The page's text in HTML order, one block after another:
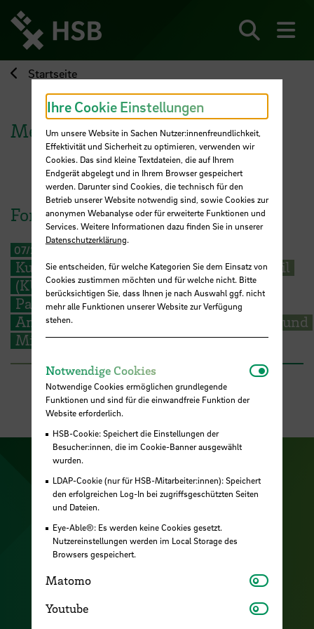
zum
Seiteninhalt
springen
Startseite
Mehmet Kart
Forschungsprojekt
07/2011
Kulturen der sozialen Teilhabe im Stadtteil
(KUSTIS) - Integration, Prävention und
Partizipation – niedrigschwellige
Angebotsentwicklung für Migrantinnen und
Migranten
Zu unserer Instagram Seite
Zu unserer Facebook
Zu unserer
Zu
Zu unserer
Ihre Cookie Einstellungen
Um unsere Website in Sachen Nutzer:innenfreundlichkeit,
Effektivität und Sicherheit zu optimieren, verwenden wir
Cookies. Das sind kleine Textdateien, die auf Ihrem
Endgerät abgelegt und in Ihrem Browser gespeichert
werden. Darunter sind Cookies, die technisch für den
Betrieb unserer Website notwendig sind, sowie Cookies zur
anonymen Webanalyse oder für erweiterte Funktionen und
Services. Weitere Informationen dazu finden Sie in unserer
Datenschutzerklärung.
Sie entscheiden, für welche Kategorien Sie dem Einsatz von
Cookies zustimmen möchten und für welche nicht. Bitte
berücksichtigen Sie, dass Ihnen je nach Auswahl ggf. nicht
mehr alle Funktionen unserer Website zur Verfügung
stehen.
Notwendige Cookies
Notwendige Cookies ermöglichen grundlegende
Funktionen und sind für die einwandfreie Funktion der
Website erforderlich.
HSB-Cookie: Speichert die Einstellungen der
Besucher:innen, die im Cookie-Banner ausgewählt
wurden.
LDAP-Cookie (nur für HSB-Mitarbeiter:innen): Speichert
den erfolgreichen Log-In bei zugriffsgeschützten Seiten
und Dateien.
Eye-Able®: Es werden keine Cookies gesetzt.
Nutzereinstellungen werden im Local Storage des
Browsers gespeichert.
Matomo Matomo
Youtube Youtube